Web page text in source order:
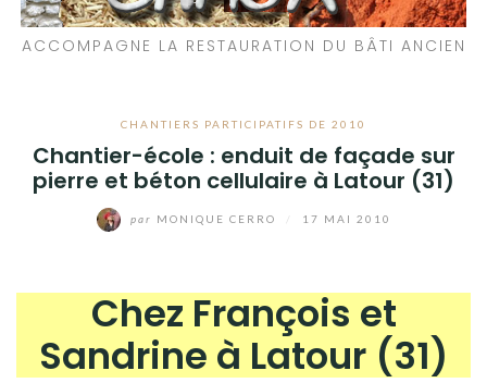
ACCOMPAGNE LA RESTAURATION DU BÂTI ANCIEN
CHANTIERS PARTICIPATIFS DE 2010
Chantier-école : enduit de façade sur
pierre et béton cellulaire à Latour (31)
par MONIQUE CERRO 17 MAI 2010
Chez François et
Sandrine à Latour (31)
QUE PROPOSONS-NOUS ?